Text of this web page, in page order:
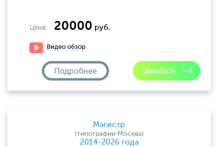
Цена: 20000 руб.
Видео обзор
Подробнее
Магистр
(типографии Москва)
2014-2026 года